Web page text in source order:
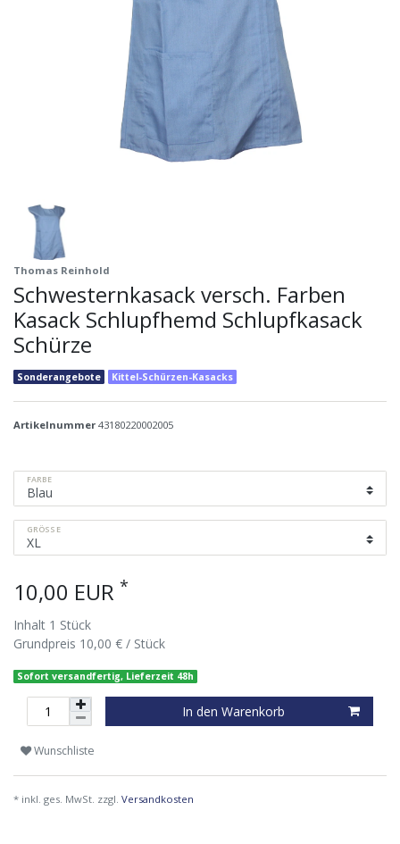
Thomas Reinhold
Schwesternkasack versch. Farben
Kasack Schlupfhemd Schlupfkasack
Schürze
Sonderangebote Kittel-Schürzen-Kasacks
Artikelnummer 43180220002005
FARBE
GRÖSSE
10,00 EUR *
Inhalt 1 Stück
Grundpreis 10,00 € / Stück
Sofort versandfertig, Lieferzeit 48h
In den Warenkorb
Wunschliste
* inkl. ges. MwSt. zzgl. Versandkosten